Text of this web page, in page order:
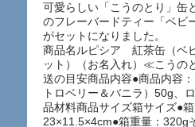
可愛らしい「こうのとり」缶
のフレーバードティー「ベビ
がセットになりました。
商品名ルピシア 紅茶缶（ベ
ット）（お名入れ）≪こうの
送の目安商品内容●商品内容
トロベリー＆バニラ）50g
品材料商品サイズ箱サイズ●箱
23×11.5×4cm●箱重量：320g